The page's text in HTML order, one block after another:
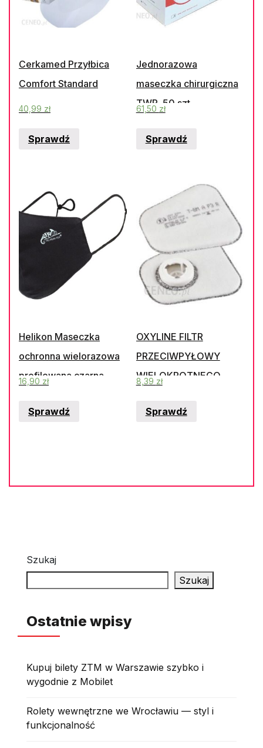
Cerkamed Przyłbica
Comfort Standard
40,99 zł
Sprawdź
Jednorazowa
maseczka chirurgiczna
TWP, 50 szt.
61,50 zł
Sprawdź
Helikon Maseczka
ochronna wielorazowa
profilowana czarna
16,90 zł
Sprawdź
OXYLINE FILTR
PRZECIWPYŁOWY
WIELOKROTNEGO
(BAGNET) Z
8,39 zł
Sprawdź
Szukaj
Szukaj
Ostatnie wpisy
Kupuj bilety ZTM w Warszawie szybko i
wygodnie z Mobilet
Rolety wewnętrzne we Wrocławiu — styl i
funkcjonalność